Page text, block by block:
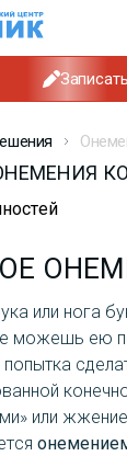
или нога
можешь ею
или